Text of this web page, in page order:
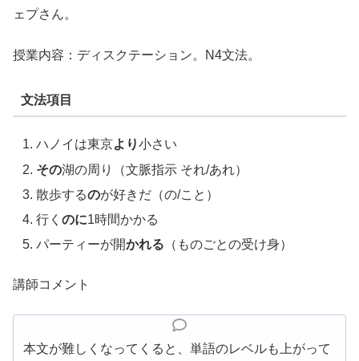
ェプさん。
授業内容：ディスクテーション。N4文法。
文法項目
ハノイは東京より小さい
その湖の周り（文脈指示 それ/あれ）
散歩するのが好きだ（の/こと）
行くのに1時間かかる
パーティーが開かれる （ものごとの受け身）
講師コメント
本文が難しくなってくると、単語のレベルも上がって